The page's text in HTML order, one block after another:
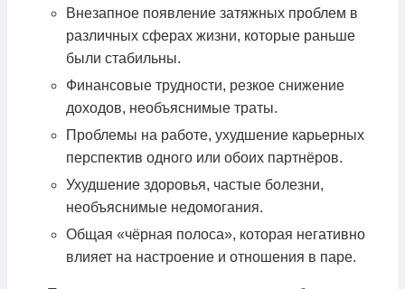
Внезапное появление затяжных проблем в
различных сферах жизни, которые раньше
были стабильны.
Финансовые трудности, резкое снижение
доходов, необъяснимые траты.
Проблемы на работе, ухудшение карьерных
перспектив одного или обоих партнёров.
Ухудшение здоровья, частые болезни,
необъяснимые недомогания.
Общая «чёрная полоса», которая негативно
влияет на настроение и отношения в паре.